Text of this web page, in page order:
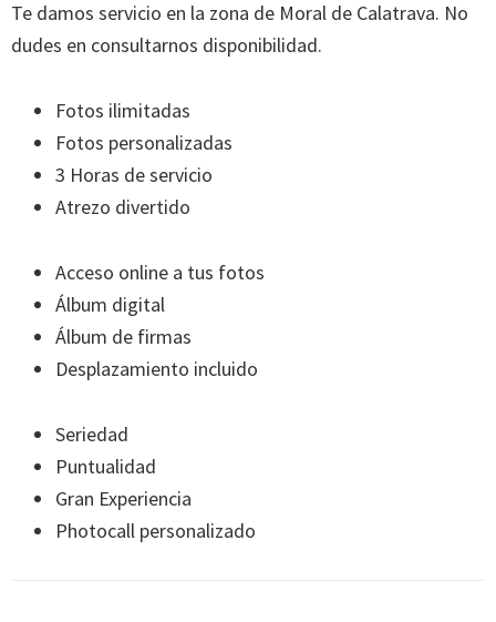
Te damos servicio en la zona de Moral de Calatrava. No
dudes en consultarnos disponibilidad.
Fotos ilimitadas
Fotos personalizadas
3 Horas de servicio
Atrezo divertido
Acceso online a tus fotos
Álbum digital
Álbum de firmas
Desplazamiento incluido
Seriedad
Puntualidad
Gran Experiencia
Photocall personalizado